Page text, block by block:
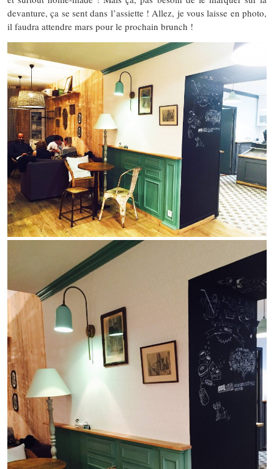
devanture, ça se sent dans l’assiette ! Allez, je vous laisse en photo,
il faudra attendre mars pour le prochain brunch !